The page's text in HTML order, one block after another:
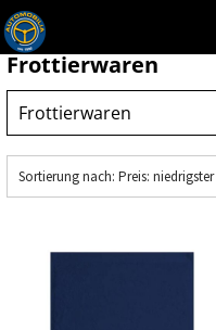
Frottierwaren
Sortierung nach: Preis:
Standard
Preis: niedrigster zuerst
Preis: höchster zuerst
Erstelldatum